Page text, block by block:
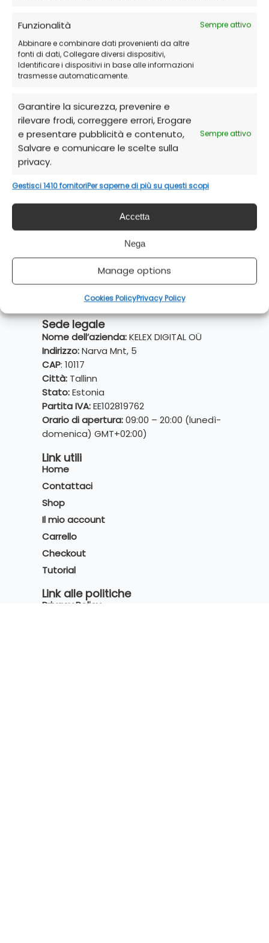
Funzionalità
Sempre attivo
Abbinare e combinare dati provenienti da altre
fonti di dati, Collegare diversi dispositivi,
Identificare i dispositivi in base alle informazioni
trasmesse automaticamente.
Garantire la sicurezza, prevenire e
rilevare frodi, correggere errori, Erogare
e presentare pubblicità e contenuto,
Salvare e comunicare le scelte sulla
privacy.
Sempre attivo
Gestisci 1410 fornitoriPer saperne di più su questi scopi
Accetta
Nega
Manage options
Cookies PolicyPrivacy Policy
Sede legale
Nome dell’azienda:KELEX DIGITAL OÜ
Indirizzo:Narva Mnt, 5
CAP: 10117
Città: Tallinn
Stato:Estonia
Partita IVA:EE102819762
Orario di apertura:09:00 – 20:00 (lunedì-
domenica) GMT+02:00)
Link utili
Home
Contattaci
Shop
Il mio account
Carrello
Checkout
Tutorial
Link alle politiche
Privacy Policy